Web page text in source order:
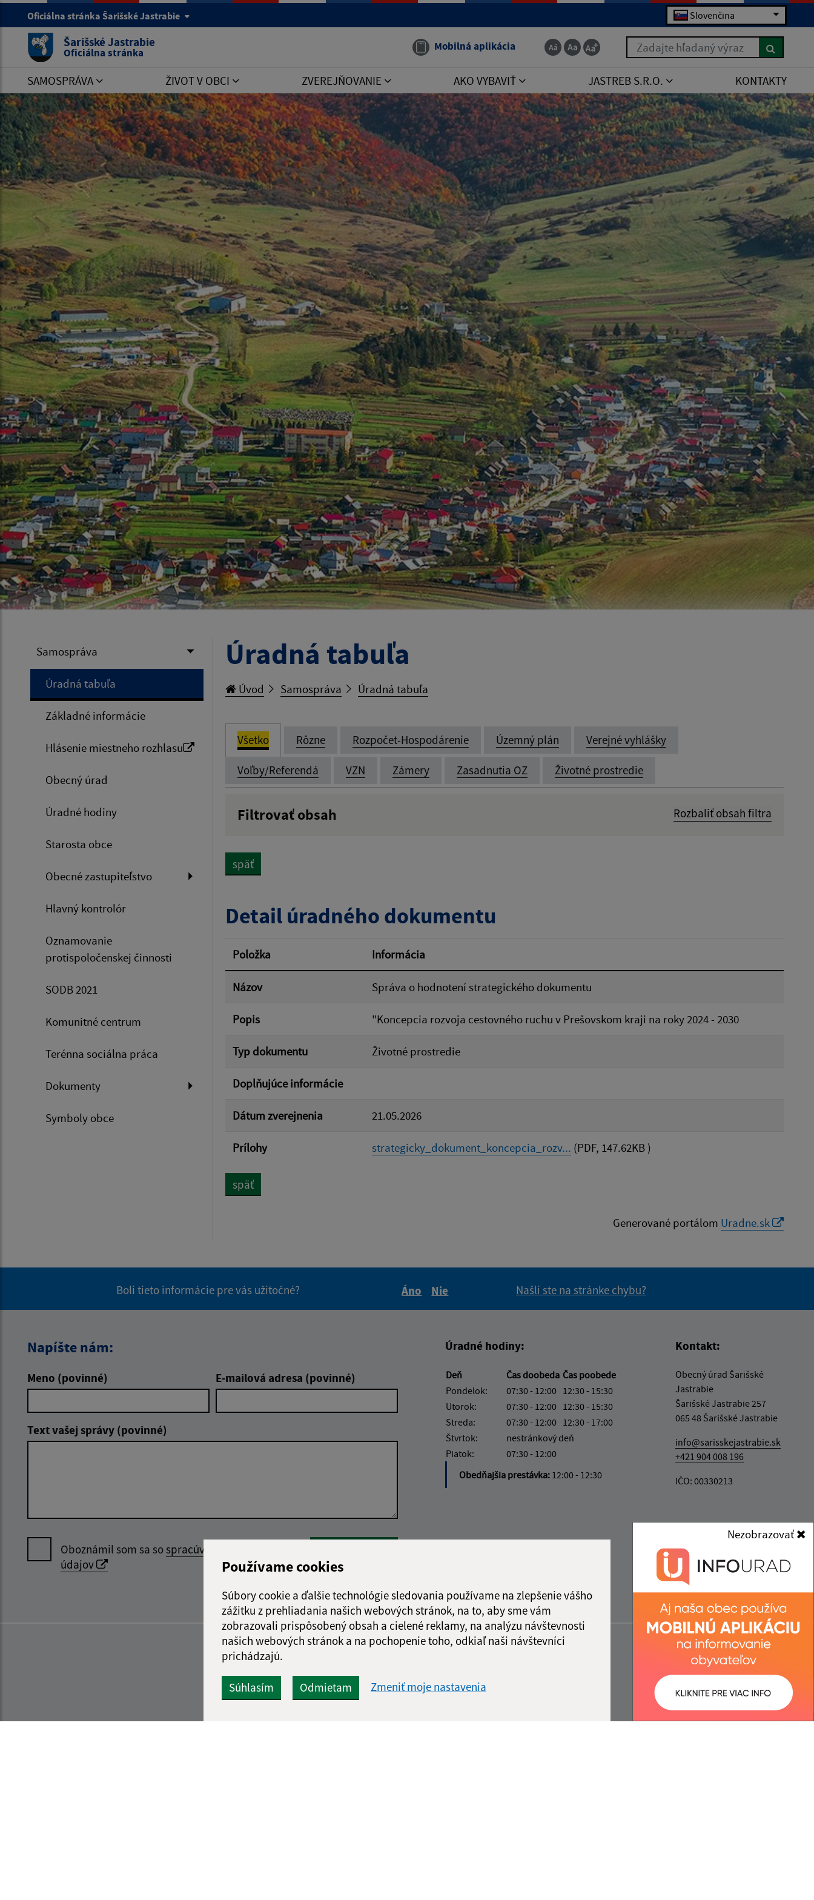
Používame cookies
Súbory cookie a ďalšie technológie sledovania používame na zlepšenie vášho
zážitku z prehliadania našich webových stránok, na to, aby sme vám
zobrazovali prispôsobený obsah a cielené reklamy, na analýzu návštevnosti
našich webových stránok a na pochopenie toho, odkiaľ naši návštevníci
prichádzajú.
Súhlasím Odmietam Zmeniť moje nastavenia
Nezobrazovať
Oficiálna stránka Šarišské Jastrabie Slovenčina
Šarišské Jastrabie
Oficiálna stránka Mobilná aplikácia Zadajte hľadaný výraz
SAMOSPRÁVA ŽIVOT V OBCI ZVEREJŇOVANIE AKO VYBAVIŤ JASTREB S.R.O. KONTAKTY
Samospráva
Úradná tabuľa
Základné informácie
Hlásenie miestneho rozhlasu
Obecný úrad
Úradné hodiny
Starosta obce
Obecné zastupiteľstvo
Hlavný kontrolór
Oznamovanie
protispoločenskej činnosti
SODB 2021
Komunitné centrum
Terénna sociálna práca
Dokumenty
Symboly obce
Úradná tabuľa
Úvod Samospráva Úradná tabuľa
Všetko Rôzne Rozpočet-Hospodárenie Územný plán Verejné vyhlášky
Voľby/Referendá VZN Zámery Zasadnutia OZ Životné prostredie
Filtrovať obsah Rozbaliť obsah filtra
Filtrovať
späť
Detail úradného dokumentu
Položka Informácia
Názov Správa o hodnotení strategického dokumentu
Popis "Koncepcia rozvoja cestovného ruchu v Prešovskom kraji na roky 2024 - 2030
Typ dokumentu Životné prostredie
Doplňujúce informácie
Dátum zverejnenia 21.05.2026
Prílohy strategicky_dokument_koncepcia_rozv... (PDF, 147.62KB )
späť
Generované portálom Uradne.sk
Boli tieto informácie pre vás užitočné?
Áno
Nie
Našli ste na stránke chybu?
Napíšte nám:
Meno (povinné) E-mailová adresa (povinné)
Text vašej správy (povinné)
Oboznámil som sa sospracúvaním osobných
údajov
Úradné hodiny:
Deň Čas doobeda Čas poobede
Pondelok:
07:30 - 12:00 12:30 - 15:30
Utorok:
07:30 - 12:00 12:30 - 15:30
Streda:
07:30 - 12:00 12:30 - 17:00
Štvrtok:
nestránkový deň
Piatok:
07:30 - 12:00
Obedňajšia prestávka: 12:00 - 12:30
Kontakt:
Obecný úrad Šarišské
Jastrabie
Šarišské Jastrabie 257
065 48 Šarišské Jastrabie
info@sarisskejastrabie.sk
+421 904 008 196
IČO: 00330213